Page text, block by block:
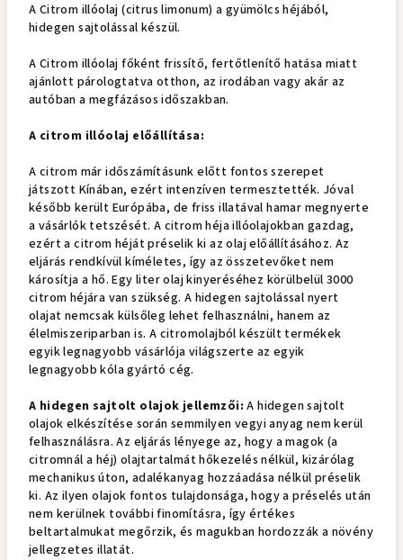
A Citrom illóolaj (citrus limonum) a gyümölcs héjából,
hidegen sajtolással készül.
A Citrom illóolaj főként frissítő, fertőtlenítő hatása miatt
ajánlott párologtatva otthon, az irodában vagy akár az
autóban a megfázásos időszakban.
A citrom illóolaj előállítása:
A citrom már időszámításunk előtt fontos szerepet
játszott Kínában, ezért intenzíven termesztették. Jóval
később került Európába, de friss illatával hamar megnyerte
a vásárlók tetszését. A citrom héja illóolajokban gazdag,
ezért a citrom héját préselik ki az olaj előállításához. Az
eljárás rendkívül kíméletes, így az összetevőket nem
károsítja a hő. Egy liter olaj kinyeréséhez körülbelül 3000
citrom héjára van szükség. A hidegen sajtolással nyert
olajat nemcsak külsőleg lehet felhasználni, hanem az
élelmiszeriparban is. A citromolajból készült termékek
egyik legnagyobb vásárlója világszerte az egyik
legnagyobb kóla gyártó cég.
A hidegen sajtolt olajok jellemzői: A hidegen sajtolt
olajok elkészítése során semmilyen vegyi anyag nem kerül
felhasználásra. Az eljárás lényege az, hogy a magok (a
citromnál a héj) olajtartalmát hőkezelés nélkül, kizárólag
mechanikus úton, adalékanyag hozzáadása nélkül préselik
ki. Az ilyen olajok fontos tulajdonsága, hogy a préselés után
nem kerülnek további finomításra, így értékes
beltartalmukat megőrzik, és magukban hordozzák a növény
jellegzetes illatát.